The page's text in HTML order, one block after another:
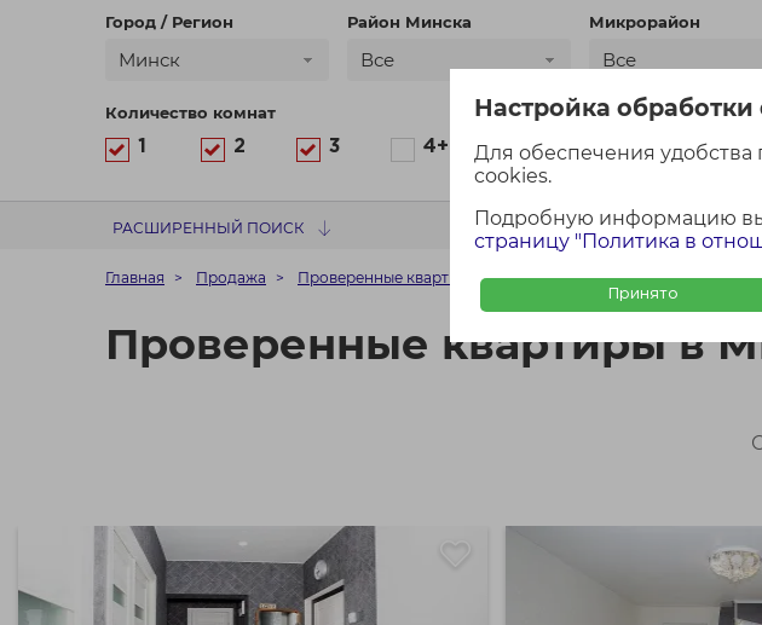
Настройка
Для обеспечения удобства
cookies.
Подробную информацию
страницу "Политика в
Принято
Город / Регион
Минск
Район Минска
Все
Микрорайон
Все
Количество комнат
1 2 3 4+
Цена
РАСШИРЕННЫЙ ПОИСК
Главная Продажа Проверенные квартиры в Минске
Проверенные квартиры в